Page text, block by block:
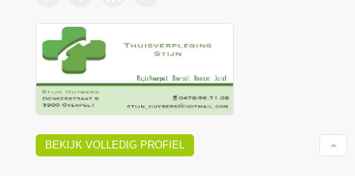
BEKIJK VOLLEDIG PROFIEL